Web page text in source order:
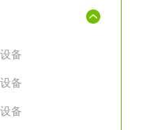
备
备
备